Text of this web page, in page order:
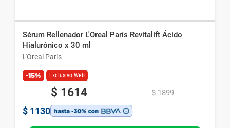
Sérum Rellenador L'Oreal París Revitalift Ácido
Hialurónico x 30 ml
L'Oreal París
-15% Exclusivo Web
$ 1614 $ 1899
$ 1130